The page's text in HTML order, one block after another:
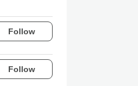
Follow
Follow